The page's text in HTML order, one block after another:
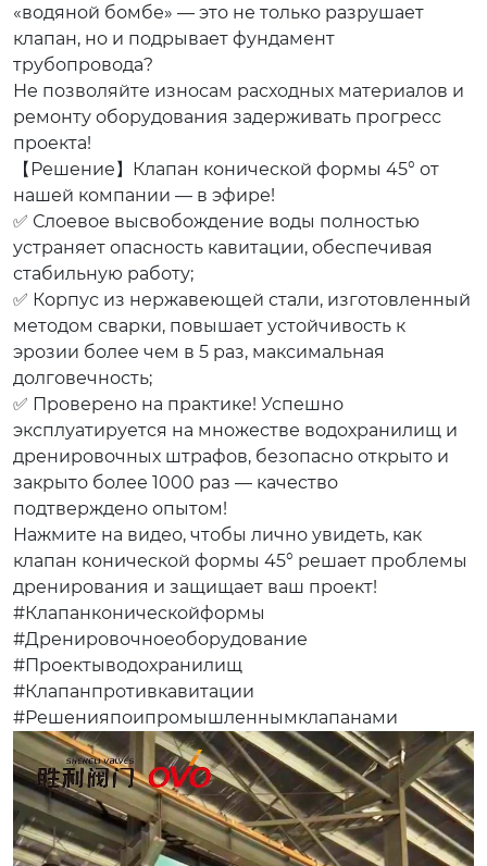
«водяной бомбе» — это не только разрушает
клапан, но и подрывает фундамент
трубопровода?
Не позволяйте износам расходных материалов и
ремонту оборудования задерживать прогресс
проекта!
【Решение】Клапан конической формы 45° от
нашей компании — в эфире!
✅ Слоевое высвобождение воды полностью
устраняет опасность кавитации, обеспечивая
стабильную работу;
✅ Корпус из нержавеющей стали, изготовленный
методом сварки, повышает устойчивость к
эрозии более чем в 5 раз, максимальная
долговечность;
✅ Проверено на практике! Успешно
эксплуатируется на множестве водохранилищ и
дренировочных штрафов, безопасно открыто и
закрыто более 1000 раз — качество
подтверждено опытом!
Нажмите на видео, чтобы лично увидеть, как
клапан конической формы 45° решает проблемы
дренирования и защищает ваш проект!
#Клапанконическойформы
#Дренировочноеоборудование
#Проектыводохранилищ
#Клапанпротивкавитации
#Решенияпоипромышленнымклапанами
视
频
播
放
器